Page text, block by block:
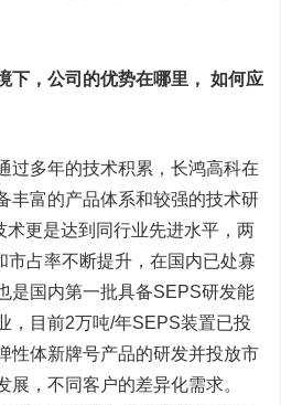
下，公司的优势在哪里， 如何应
多年的技术积累，长鸿高科在
丰富的产品体系和较强的技术研
更是达到同行业先进水平，两
市占率不断提升，在国内已处寡
是国内第一批具备SEPS研发能
，目前2万吨/年SEPS装置已投
性体新牌号产品的研发并投放市
展，不同客户的差异化需求。